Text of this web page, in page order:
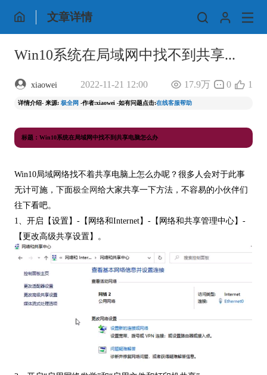
文章详情
Win10系统在局域网中找不到共享...
xiaowei 2022-11-21 12:00 17.9万 0 1
详情介绍- 来源: 极全网 -作者:xiaowei -如有问题点击:在线客服帮助
标题：Win10系统在局域网中找不到共享电脑怎么办
Win10局域网络找不着共享电脑上怎么办呢？很多人会对于此事
无计可施，下面极全网 给大家共享一下方法，不容易的小伙伴们
往下看吧。
1、开启【设置】-【网络和Internet】-【网络和共享管理中心】-
【更改高级共享设置】。